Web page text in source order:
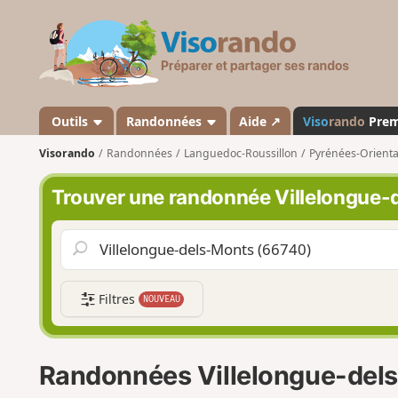
s
a
n
d
o
Outils Randonnées Aide ↗ Visorando
Visorando Randonnées Languedoc-Roussillon Pyrénées-
Trouver une randonnée
Filtres NOUVEAU
Randonnées Villelongue-